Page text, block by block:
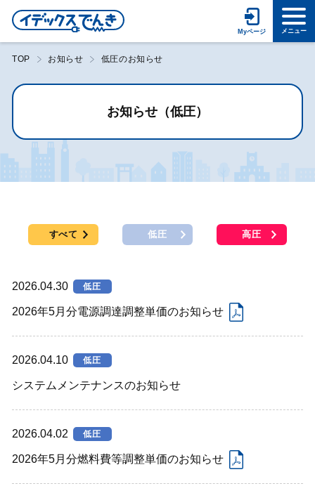
TOP お知らせ 低圧のお知らせ
お知らせ（低圧）
すべて 低圧 高圧
2026.04.30 低圧
2026年5月分電源調達調整単価のお知らせ
2026.04.10 低圧
システムメンテナンスのお知らせ
2026.04.02 低圧
2026年5月分燃料費等調整単価のお知らせ